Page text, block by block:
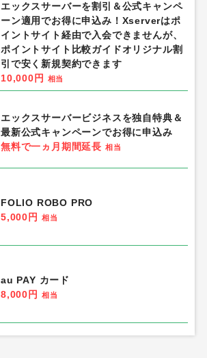
エックスサーバーを割引＆公式キャンペ
ーン適用でお得に申込み！Xserverはポ
イントサイト経由で入会できませんが、
ポイントサイト比較ガイドオリジナル割
引で安く新規契約できます
10,000円
相当
エックスサーバービジネスを独自特典＆
最新公式キャンペーンでお得に申込み
無料で一ヵ月期間延長 相当
FOLIO ROBO PRO
5,000円
相当
au PAY カード
8,000円
相当